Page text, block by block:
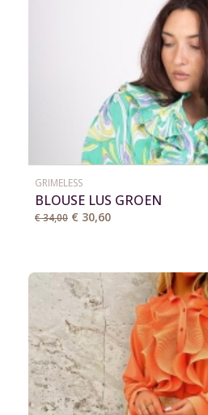
GRIMELESS
BLOUSE LUS GROEN
€ 34,00 € 30,60